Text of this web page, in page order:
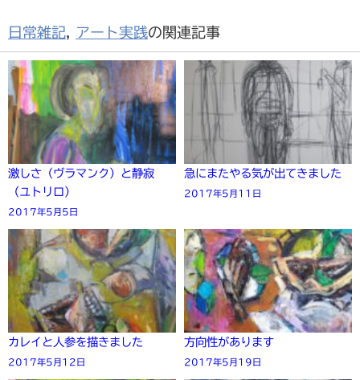
日常雑記, アート実践の関連記事
激しさ（ヴラマンク）と静寂
（ユトリロ）
2017年5月5日
急にまたやる気が出てきました
2017年5月11日
カレイと人参を描きました
2017年5月12日
方向性があります
2017年5月19日